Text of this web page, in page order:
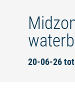
20-06-26